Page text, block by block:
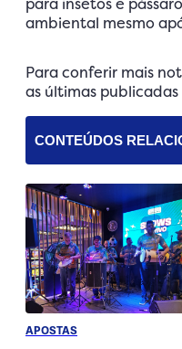
ambiental mesmo
Para conferir mais
as últimas
CONTEÚDOS
APOSTAS